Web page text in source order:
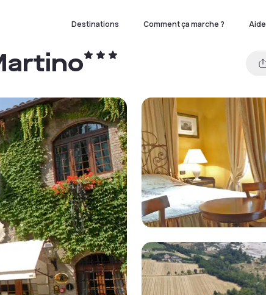
Destinations Comment ça marche ? Aide